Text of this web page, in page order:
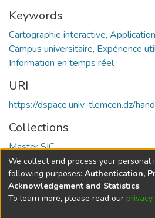
Keywords
Cartographie interactive,
Campus universitaire, Expérience
Information en temps réel
URI
https://dspace.univ-tlemcen.dz/
Collections
Master SIC
Full item page
DSpace softwarecopyright ©
We collect and process your personal
following purposes: Authentication,
Acknowledgement and Statistics.
To learn more, please read our